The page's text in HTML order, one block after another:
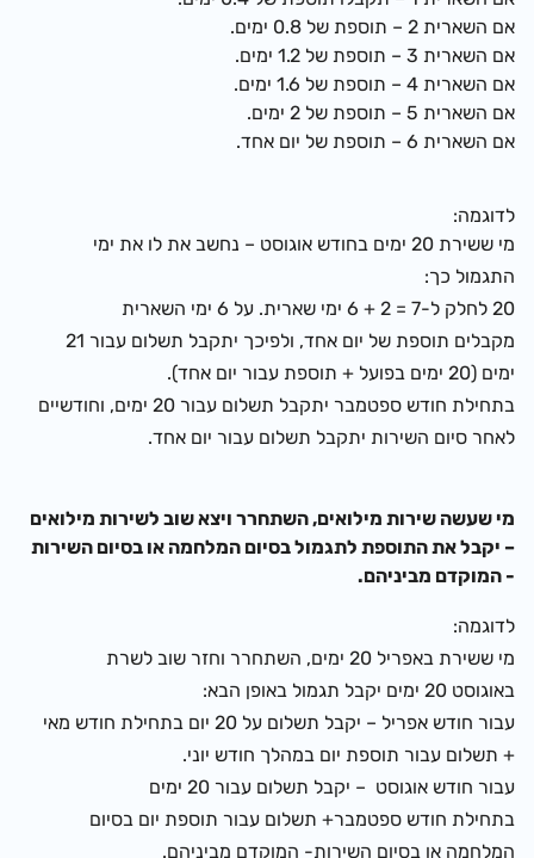
אם השארית 2 – תוספת של 0.8 ימים.
אם השארית 3 – תוספת של 1.2 ימים.
אם השארית 4 – תוספת של 1.6 ימים.
אם השארית 5 – תוספת של 2 ימים.
אם השארית 6 – תוספת של יום אחד.
לדוגמה:
מי ששירת 20 ימים בחודש אוגוסט – נחשב את לו את ימי
התגמול כך:
20 לחלק ל-7 = 2 + 6 ימי שארית. על 6 ימי השארית
מקבלים תוספת של יום אחד, ולפיכך יתקבל תשלום עבור 21
ימים(20 ימים בפועל + תוספת עבור יום אחד).
בתחילת חודש ספטמבר יתקבל תשלום עבור 20 ימים, וחודשיים
לאחר סיום השירות יתקבל תשלום עבור יום אחד.
מי שעשה שירות מילואים, השתחרר ויצא שוב לשירות מילואים
יקבל את התוספת לתגמולבסיום המלחמה או בסיום השירות
- המוקדם מביניהם.
לדוגמה:
מי ששירת באפריל 20 ימים, השתחרר וחזר שוב לשרת
באוגוסט 20 ימים יקבל תגמול באופן הבא:
עבור חודש אפריל–
יקבל תשלום על 20 יום בתחילת חודש מאי
תשלום עבורתוספת יום במהלך חודש יוני.
עבור חודש אוגוסט–
יקבל תשלום עבור 20 ימים
תחילת חודש ספטמבר+תשלום עבורתוספת יום בסיום
המלחמה או בסיום השירות- המוקדם מביניהם.